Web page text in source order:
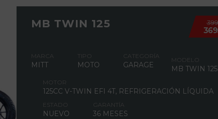
MB TWIN 125
MARCA
MITT
TIPO
MOTO
CATEGORÍA
GARAGE
MODELO
MB TWIN 125
MOTOR
125CC V-TWIN EFI 4T, REFRIGERACIÓN LÍQUIDA
ESTADO
NUEVO
GARANTÍA
36 MESES